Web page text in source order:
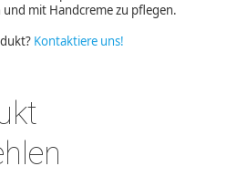
mit Handcreme zu pflegen.
Kontaktiere uns!